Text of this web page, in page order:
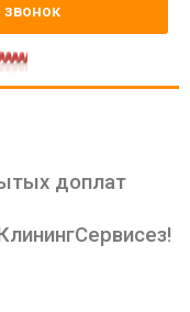
звонок
доплат